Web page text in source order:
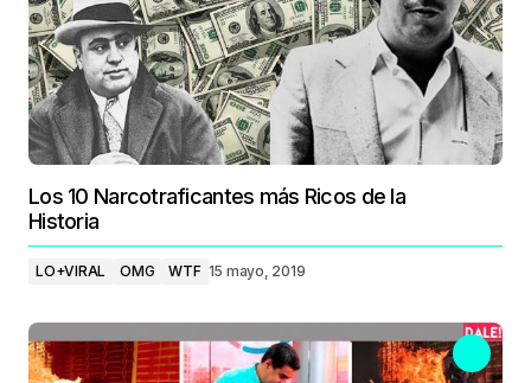
Los 10 Narcotraficantes más Ricos de la
Historia
LO+VIRAL OMG WTF 15 mayo, 2019